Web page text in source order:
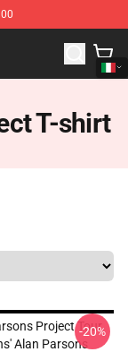
The Alan
T-shirt
Project Tour,
Alan Parsons
-20%